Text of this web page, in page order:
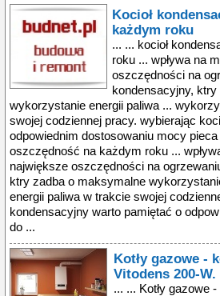
Kocioł
każdym roku
... ... kocioł
roku ... wpływa na
oszczędności na
kondensacyjny,
wykorzystanie energii paliwa ...
swojej codziennej pracy. wybierając
odpowiednim dostosowaniu mocy
oszczędność na każdym roku ...
największe oszczędności na
ktry zadba o maksymalne
energii paliwa w trakcie swojej
kondensacyjny warto pamiętać o
do ...
Kotły gazowe -
Vitodens 200-W.
... ... Kotły gazowe